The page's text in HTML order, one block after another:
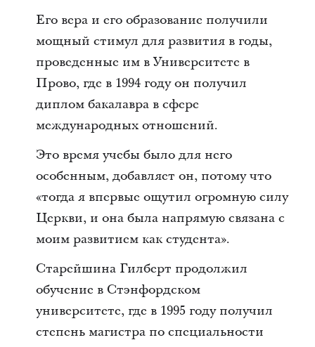
Его вера и его образование получили
мощный стимул для развития в годы,
проведенные им в Университете в
Прово, где в 1994 году он получил
диплом бакалавра в сфере
международных отношений.
Это время учебы было для него
особенным, добавляет он, потому что
«тогда я впервые ощутил огромную силу
Церкви, и она была напрямую связана с
моим развитием как студента».
Старейшина Гилберт продолжил
обучение в Стэнфордском
университете, где в 1995 году получил
степень магистра по специальности